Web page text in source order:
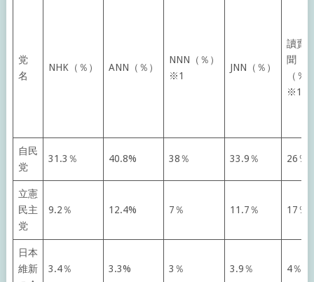
党
名
NHK（％） ANN（％）
NNN（％）
※1
JNN（％）
讀賣
聞
（％
※1
自民
党
31.3％ 40.8% 38％ 33.9％ 26％
立憲
民主
党
9.2％ 12.4% 7％ 11.7％ 17％
日本
維新
3.4％ 3.3% 3％ 3.9％ 4％